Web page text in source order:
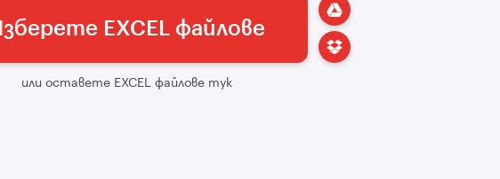
EXCEL файлове
или оставете EXCEL файлове тук